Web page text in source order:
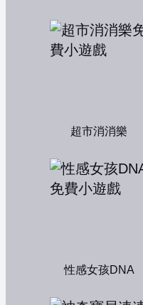
超市消消樂
性感女孩DNA